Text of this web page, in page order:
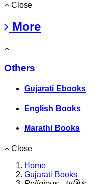
Close
More
Others
Gujarati Ebooks
English Books
Marathi Books
Close
Home
Gujarati Books